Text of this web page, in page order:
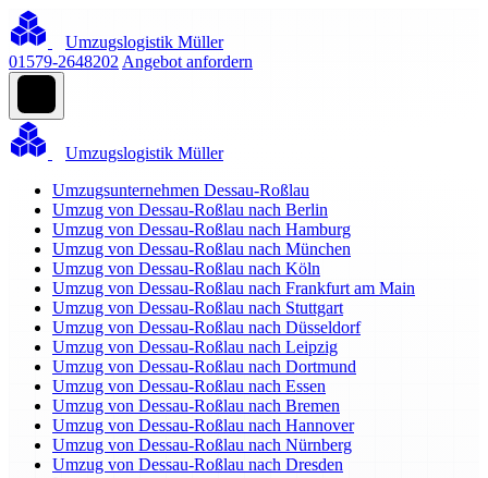
Umzugslogistik Müller
01579-2648202 Angebot anfordern
Umzugslogistik Müller
Umzugsunternehmen Dessau-Roßlau
Umzug von Dessau-Roßlau nach Berlin
Umzug von Dessau-Roßlau nach Hamburg
Umzug von Dessau-Roßlau nach München
Umzug von Dessau-Roßlau nach Köln
Umzug von Dessau-Roßlau nach Frankfurt am Main
Umzug von Dessau-Roßlau nach Stuttgart
Umzug von Dessau-Roßlau nach Düsseldorf
Umzug von Dessau-Roßlau nach Leipzig
Umzug von Dessau-Roßlau nach Dortmund
Umzug von Dessau-Roßlau nach Essen
Umzug von Dessau-Roßlau nach Bremen
Umzug von Dessau-Roßlau nach Hannover
Umzug von Dessau-Roßlau nach Nürnberg
Umzug von Dessau-Roßlau nach Dresden